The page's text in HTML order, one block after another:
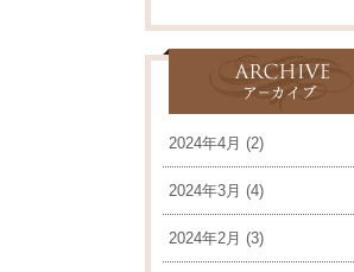
2024年4月 (2)
2024年3月 (4)
2024年2月 (3)